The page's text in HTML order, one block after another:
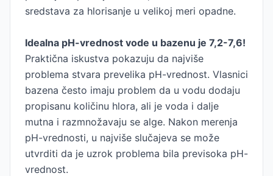
sredstava za hlorisanje u velikoj meri opadne.
Idealna pH-vrednost vode u bazenu je 7,2-7,6!
Praktična iskustva pokazuju da najviše
problema stvara prevelika pH-vrednost. Vlasnici
bazena često imaju problem da u vodu dodaju
propisanu količinu hlora, ali je voda i dalje
mutna i razmnožavaju se alge. Nakon merenja
pH-vrednosti, u najviše slučajeva se može
utvrditi da je uzrok problema bila previsoka pH-
vrednost.